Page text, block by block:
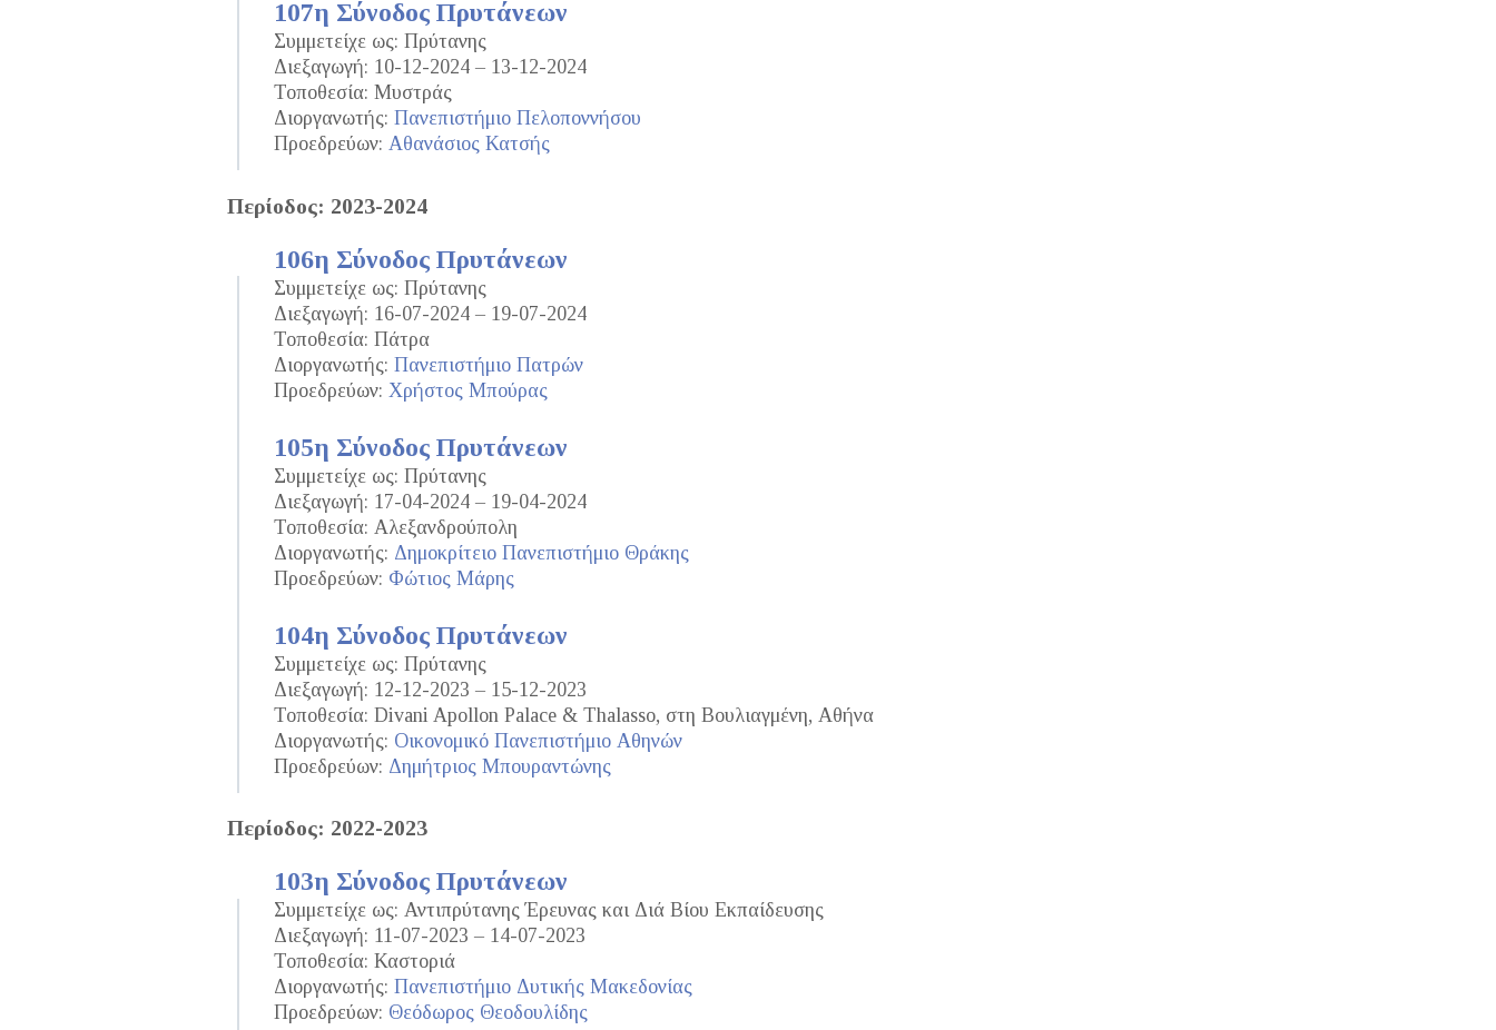
107η Σύνοδος Πρυτάνεων
Συμμετείχε ως: Πρύτανης
Διεξαγωγή: 10-12-2024 – 13-12-2024
Τοποθεσία: Μυστράς
Διοργανωτής: Πανεπιστήμιο Πελοποννήσου
Προεδρεύων: Αθανάσιος Κατσής
Περίοδος: 2023-2024
106η Σύνοδος Πρυτάνεων
Συμμετείχε ως: Πρύτανης
Διεξαγωγή: 16-07-2024 – 19-07-2024
Τοποθεσία: Πάτρα
Διοργανωτής: Πανεπιστήμιο Πατρών
Προεδρεύων: Χρήστος Μπούρας
105η Σύνοδος Πρυτάνεων
Συμμετείχε ως: Πρύτανης
Διεξαγωγή: 17-04-2024 – 19-04-2024
Τοποθεσία: Αλεξανδρούπολη
Διοργανωτής: Δημοκρίτειο Πανεπιστήμιο Θράκης
Προεδρεύων: Φώτιος Μάρης
104η Σύνοδος Πρυτάνεων
Συμμετείχε ως: Πρύτανης
Διεξαγωγή: 12-12-2023 – 15-12-2023
Τοποθεσία: Divani Apollon Palace & Thalasso, στη Βουλιαγμένη, Αθήνα
Διοργανωτής: Οικονομικό Πανεπιστήμιο Αθηνών
Προεδρεύων: Δημήτριος Μπουραντώνης
Περίοδος: 2022-2023
103η Σύνοδος Πρυτάνεων
Συμμετείχε ως: Αντιπρύτανης Έρευνας και Διά Βίου Εκπαίδευσης
Διεξαγωγή: 11-07-2023 – 14-07-2023
Τοποθεσία: Καστοριά
Διοργανωτής: Πανεπιστήμιο Δυτικής Μακεδονίας
Προεδρεύων: Θεόδωρος Θεοδουλίδης